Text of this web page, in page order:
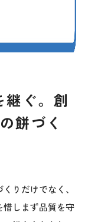
継ぐ。創
餅づく
りだけでなく、
惜しまず品質を守